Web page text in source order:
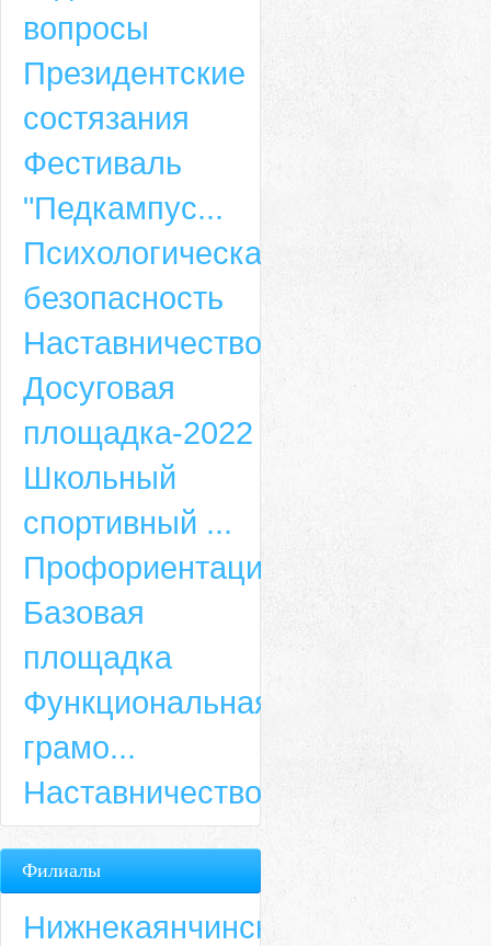
вопросы
Президентские
состязания
Фестиваль
"Педкампус...
Психологическая
безопасность
Наставничество
Досуговая
площадка-2022
Школьный
спортивный ...
Профориентация
Базовая
площадка
Функциональная
грамо...
Наставничество
Филиалы
Нижнекаянчинская